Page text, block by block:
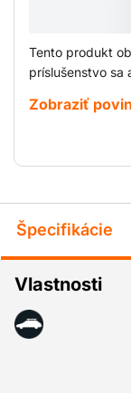
Tento produkt
príslušenstvo sa
Zobraziť
Špecifikácie
Vlastnosti